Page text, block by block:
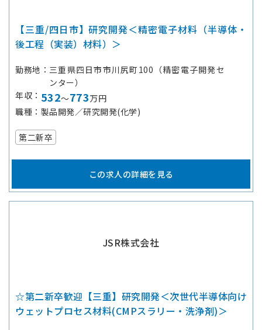
【三重/四日市】研究開発＜精密電子材料（半導体・
後工程（実装）材料）＞
勤務地
三重県四日市市川尻町100（精密電子開発セ
ンター）
年収
532～773万円
職種
製品開発／研究開発(化学)
第二新卒
この求人の詳細を見る
JSR株式会社
☆第二新卒歓迎【三重】研究開発＜次世代半導体向け
ウェットプロセス材料(CMPスラリー・洗浄剤)＞